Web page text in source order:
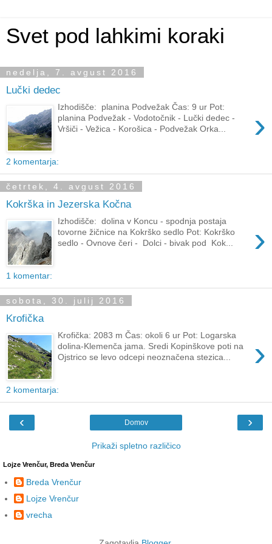
Svet pod lahkimi koraki
nedelja, 7. avgust 2016
Lučki dedec
›
Izhodišče: planina Podvežak Čas: 9 ur Pot:
planina Podvežak - Vodotočnik - Lučki dedec -
Vršiči - Vežica - Korošica - Podvežak Orka...
2 komentarja:
četrtek, 4. avgust 2016
Kokrška in Jezerska Kočna
›
Izhodišče: dolina v Koncu - spodnja postaja
tovorne žičnice na Kokrško sedlo Pot: Kokrško
sedlo - Ovnove čeri - Dolci - bivak pod Kok...
1 komentar:
sobota, 30. julij 2016
Krofička
›
Krofička: 2083 m Čas: okoli 6 ur Pot: Logarska
dolina-Klemenča jama. Sredi Kopinškove poti na
Ojstrico se levo odcepi neoznačena stezica...
2 komentarja:
‹ ›
Domov
Prikaži spletno različico
Lojze Vrenčur, Breda Vrenčur
Breda Vrenčur
Lojze Vrenčur
vrecha